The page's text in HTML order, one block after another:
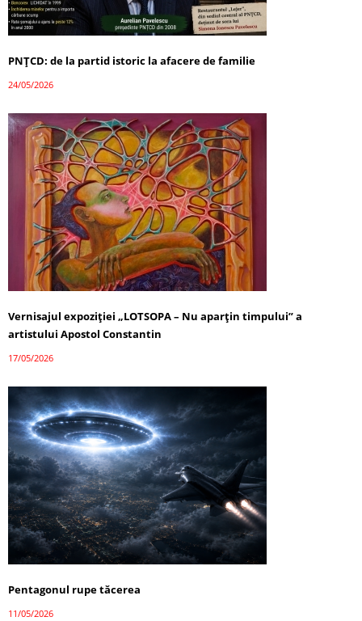
PNȚCD: de la partid istoric la afacere de familie
24/05/2026
Vernisajul expoziției „LOTSOPA – Nu aparțin timpului” a
artistului Apostol Constantin
17/05/2026
Pentagonul rupe tăcerea
11/05/2026